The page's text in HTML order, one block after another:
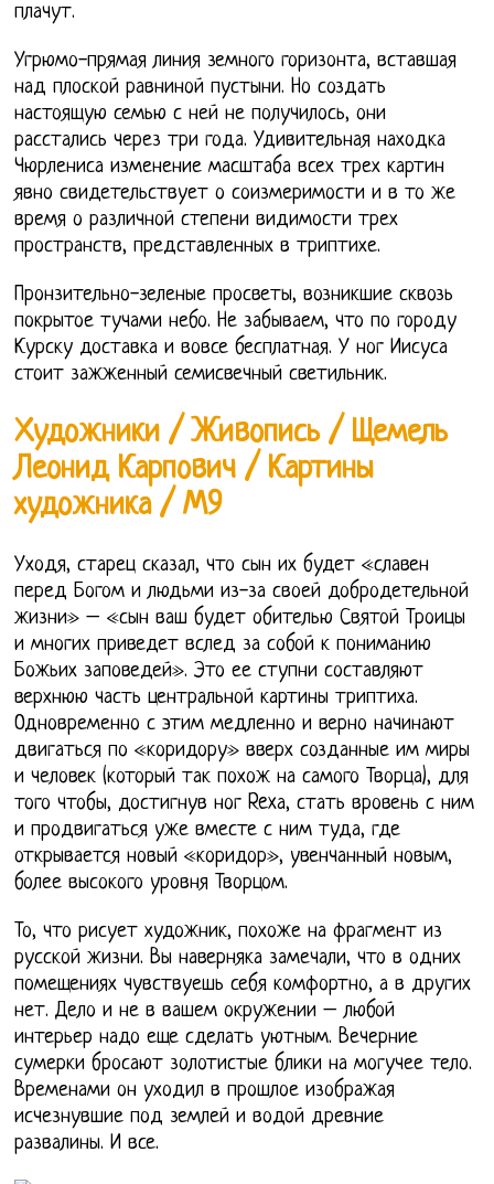
плачут.
Угрюмо-прямая линия земного горизонта, вставшая
над плоской равниной пустыни. Но создать
настоящую семью с ней не получилось, они
расстались через три года. Удивительная находка
Чюрлениса изменение масштаба всех трех картин
явно свидетельствует о соизмеримости и в то же
время о различной степени видимости трех
пространств, представленных в триптихе.
Пронзительно-зеленые просветы, возникшие сквозь
покрытое тучами небо. Не забываем, что по городу
Курску доставка и вовсе бесплатная. У ног Иисуса
стоит зажженный семисвечный светильник.
Художники / Живопись / Щемель
Леонид Карпович / Картины
художника / М9
Уходя, старец сказал, что сын их будет «славен
перед Богом и людьми из-за своей добродетельной
жизни» – «сын ваш будет обителью Святой Троицы
и многих приведет вслед за собой к пониманию
Божьих заповедей». Это ее ступни составляют
верхнюю часть центральной картины триптиха.
Одновременно с этим медленно и верно начинают
двигаться по «коридору» вверх созданные им миры
и человек (который так похож на самого Творца), для
того чтобы, достигнув ног Rexа, стать вровень с ним
и продвигаться уже вместе с ним туда, где
открывается новый «коридор», увенчанный новым,
более высокого уровня Творцом.
То, что рисует художник, похоже на фрагмент из
русской жизни. Вы наверняка замечали, что в одних
помещениях чувствуешь себя комфортно, а в других
нет. Дело и не в вашем окружении – любой
интерьер надо еще сделать уютным. Вечерние
сумерки бросают золотистые блики на могучее тело.
Временами он уходил в прошлое изображая
исчезнувшие под землей и водой древние
развалины. И все.